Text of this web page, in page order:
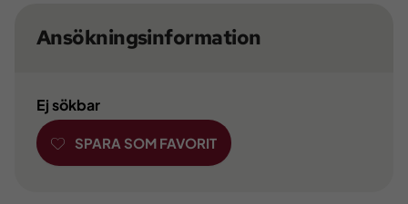
Ansökningsinformation
Ej sökbar
SPARA SOM FAVORIT